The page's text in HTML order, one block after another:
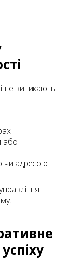
виникають
або
чи адресою